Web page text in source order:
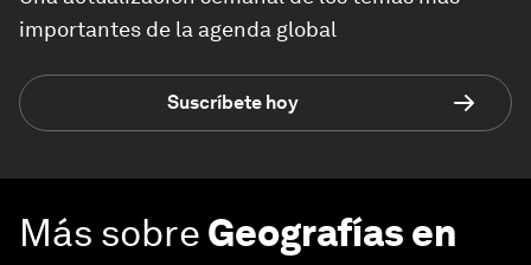
importantes de la agenda global
Suscríbete hoy
Más sobre Geografías en